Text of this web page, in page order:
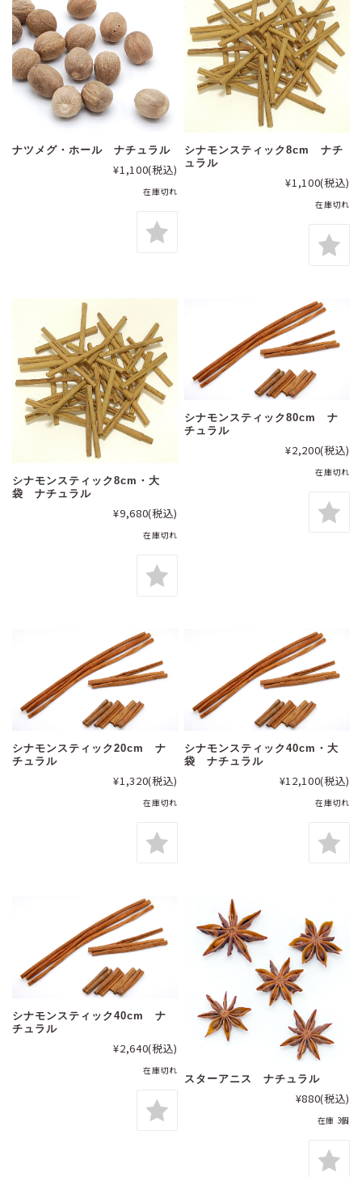
ナツメグ・ホール ナチュラル
¥1,100(税込)
在庫切れ
シナモンスティック8cm ナチ
ュラル
¥1,100(税込)
在庫切れ
シナモンスティック8cm・大
袋 ナチュラル
¥9,680(税込)
在庫切れ
シナモンスティック80cm ナ
チュラル
¥2,200(税込)
在庫切れ
シナモンスティック20cm ナ
チュラル
¥1,320(税込)
在庫切れ
シナモンスティック40cm・大
袋 ナチュラル
¥12,100(税込)
在庫切れ
シナモンスティック40cm ナ
チュラル
¥2,640(税込)
在庫切れ
スターアニス ナチュラル
¥880(税込)
在庫 3個